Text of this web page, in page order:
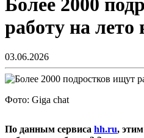
работу на
03.06.2026
Фото: Giga chat
По данным сервиса hh.ru,